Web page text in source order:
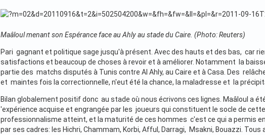
Maâloul menant son Espérance face au Ahly au stade du Caire. (Photo: Reuters)
Pari gagnant et politique sage jusqu'à présent. Avec des hauts et des bas, car
satisfactions et beaucoup de choses à revoir et à améliorer. Notamment la
partie des matchs disputés à Tunis contre Al Ahly, au Caire et à Casa. Des
et maintes fois la correctionnelle, n'eut été la chance, la maladresse et la
Bilan globalement positif donc au stade où nous écrivons ces lignes. Maâloul a
'expérience acquise et engrangée par les joueurs qui constituent le socle de
professionnalisme atteint, et la maturité de ces hommes c'est ce qui a permis
par ses cadres: les Hichri, Chammam, Korbi, Afful, Darragi, Msakni, Bouazzi.